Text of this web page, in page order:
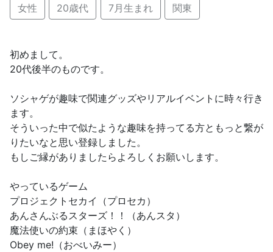
女性 20歳代 7月生まれ 関東
初めまして。
20代後半のものです。
ソシャゲが趣味で関連グッズやリアルイベントに時々行き
ます。
そういった中で似たような趣味を持ってる方ともっと繋が
りたいなと思い登録しました。
もしご縁がありましたらよろしくお願いします。
やっているゲーム
プロジェクトセカイ（プロセカ）
あんさんぶるスターズ！！（あんスタ）
魔法使いの約束（まほやく）
Obey me!（おべいみー）